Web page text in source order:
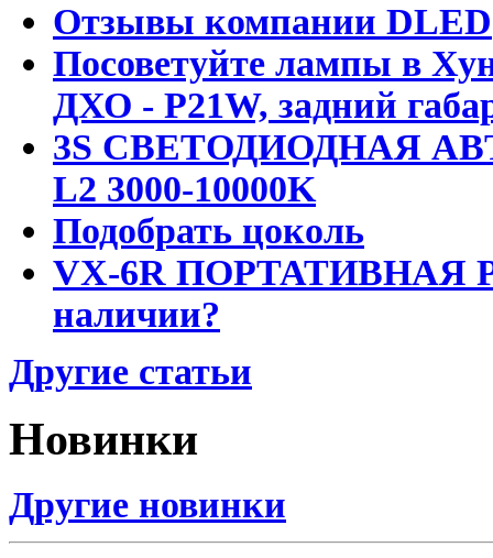
Отзывы компании DLED
Посоветуйте лампы в
ДХО - P21W, задний
3S СВЕТОДИОДНАЯ
L2 3000-10000K
Подобрать цоколь
VX-6R ПОРТАТИВНАЯ
наличии?
Другие статьи
Новинки
Другие новинки